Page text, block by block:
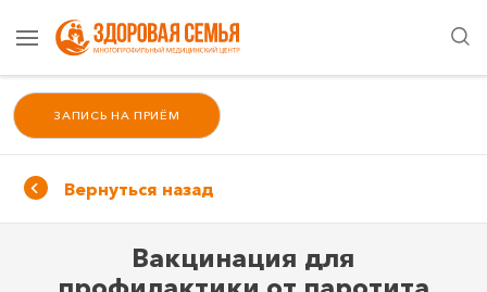
ЗАПИСЬ НА ПРИЁМ
Вернуться назад
Вакцинация для